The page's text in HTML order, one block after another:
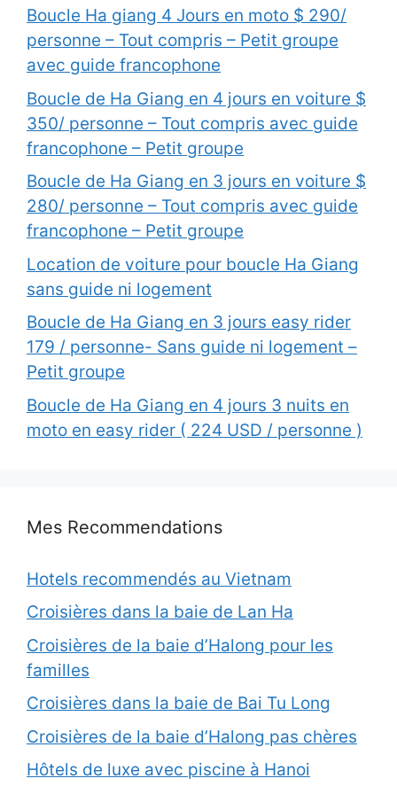
Boucle Ha giang 4 Jours en moto $ 290/
personne – Tout compris – Petit groupe
avec guide francophone
Boucle de Ha Giang en 4 jours en voiture $
350/ personne – Tout compris avec guide
francophone – Petit groupe
Boucle de Ha Giang en 3 jours en voiture $
280/ personne – Tout compris avec guide
francophone – Petit groupe
Location de voiture pour boucle Ha Giang
sans guide ni logement
Boucle de Ha Giang en 3 jours easy rider
179 / personne- Sans guide ni logement –
Petit groupe
Boucle de Ha Giang en 4 jours 3 nuits en
moto en easy rider ( 224 USD / personne )
Mes Recommendations
Hotels recommendés au Vietnam
Croisières dans la baie de Lan Ha
Croisières de la baie d’Halong pour les
familles
Croisières dans la baie de Bai Tu Long
Croisières de la baie d’Halong pas chères
Hôtels de luxe avec piscine à Hanoi